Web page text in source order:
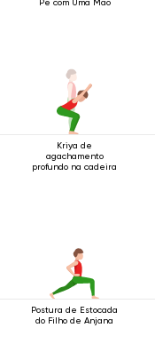
Pé com Uma Mão
Kriya de
agachamento
profundo na cadeira
Postura de Estocada
do Filho de Anjana